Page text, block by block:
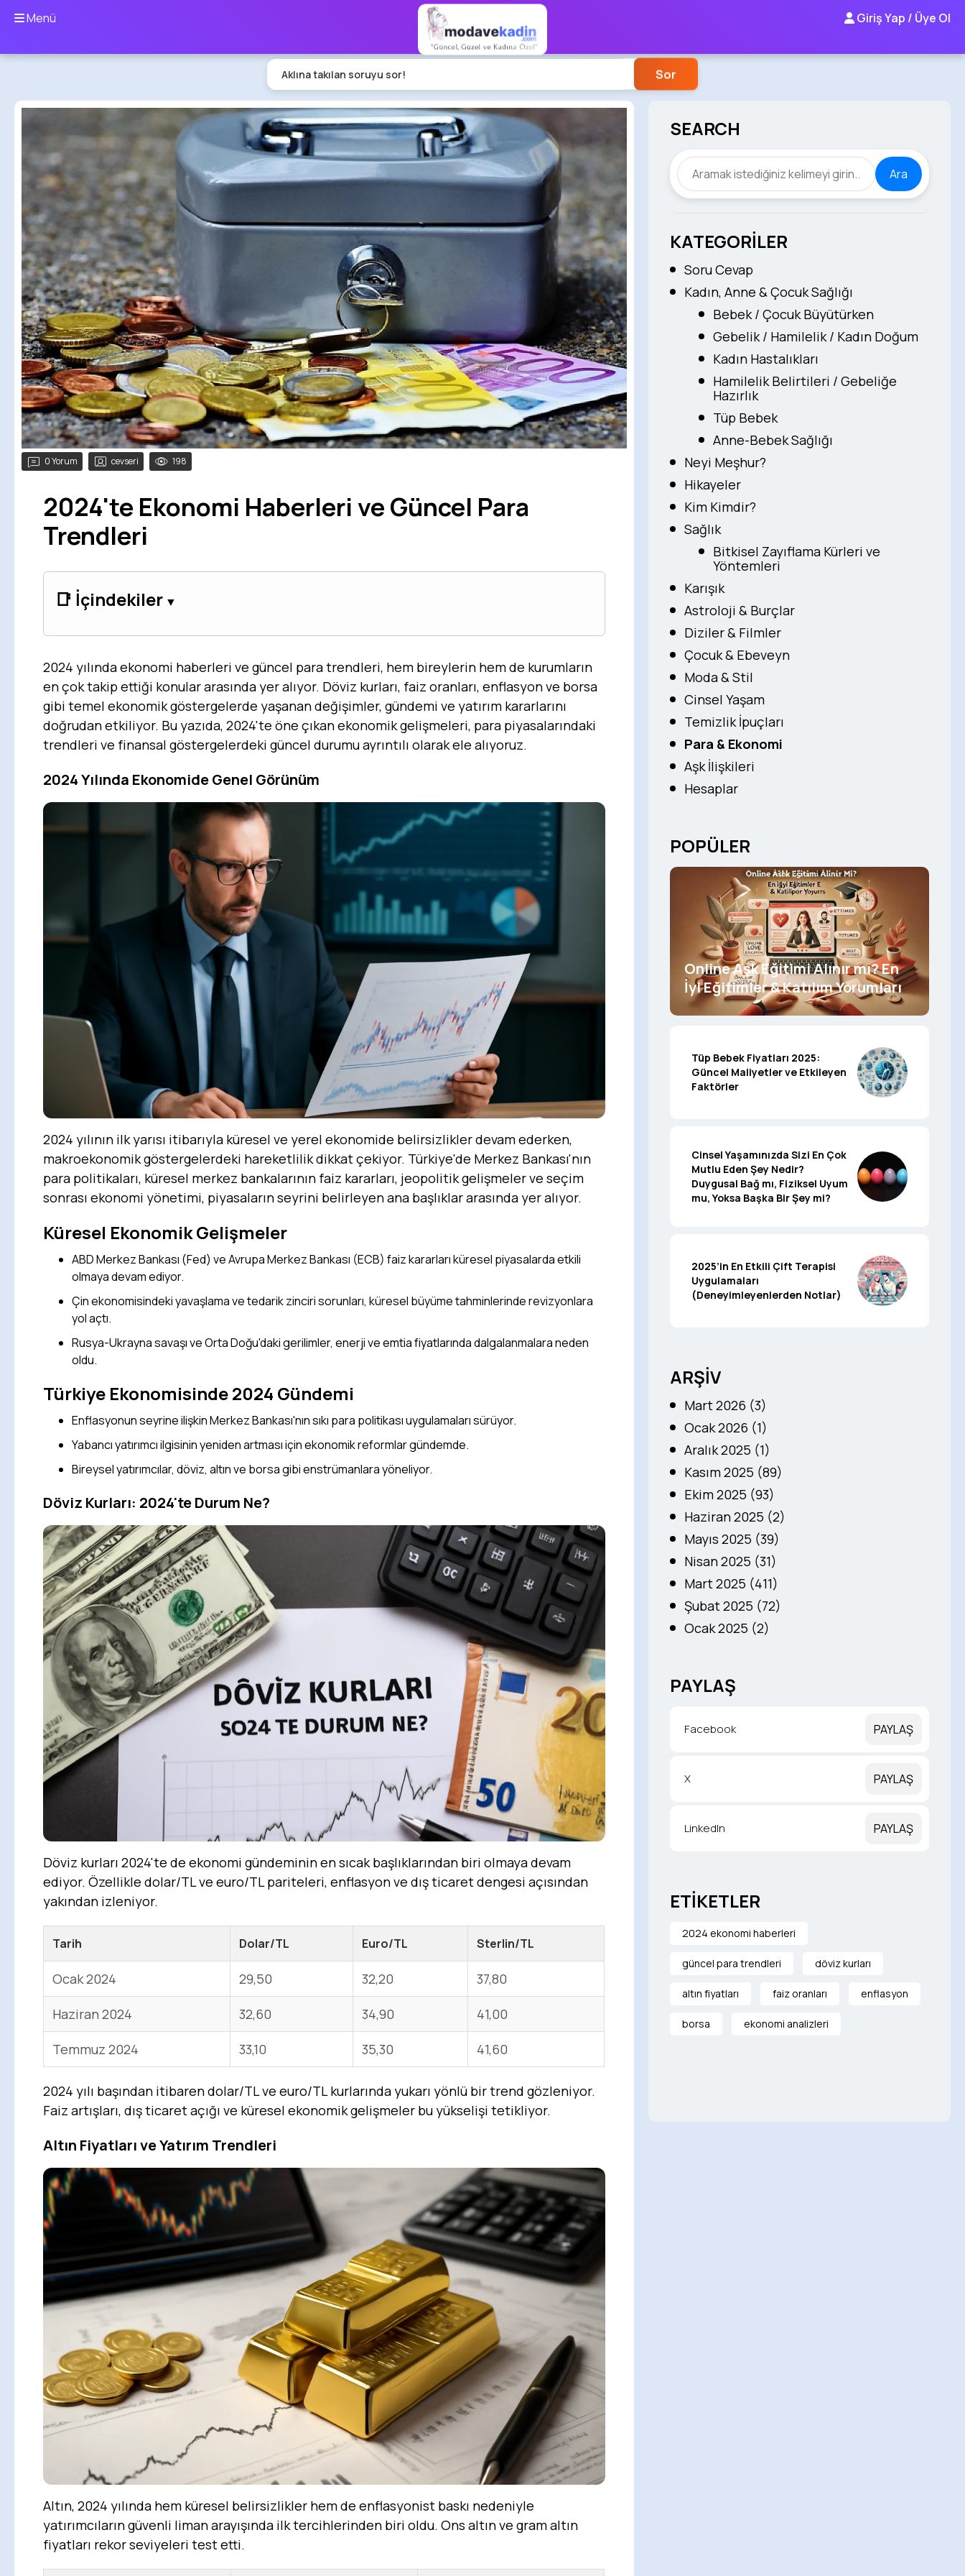
Menü Giriş Yap / Üye Ol
Aklına takılan soruyu sor! Sor
0 Yorum cevseri 198
2024'te Ekonomi Haberleri ve Güncel Para
Trendleri
📑 İçindekiler
2024 yılında ekonomi haberleri ve güncel para trendleri, hem bireylerin hem de kurumların
en çok takip ettiği konular arasında yer alıyor. Döviz kurları, faiz oranları, enflasyon ve borsa
gibi temel ekonomik göstergelerde yaşanan değişimler, gündemi ve yatırım kararlarını
doğrudan etkiliyor. Bu yazıda, 2024'te öne çıkan ekonomik gelişmeleri, para piyasalarındaki
trendleri ve finansal göstergelerdeki güncel durumu ayrıntılı olarak ele alıyoruz.
2024 Yılında Ekonomide Genel Görünüm
2024 yılının ilk yarısı itibarıyla küresel ve yerel ekonomide belirsizlikler devam ederken,
makroekonomik göstergelerdeki hareketlilik dikkat çekiyor. Türkiye'de Merkez Bankası'nın
para politikaları, küresel merkez bankalarının faiz kararları, jeopolitik gelişmeler ve seçim
sonrası ekonomi yönetimi, piyasaların seyrini belirleyen ana başlıklar arasında yer alıyor.
Küresel Ekonomik Gelişmeler
ABD Merkez Bankası (Fed) ve Avrupa Merkez Bankası (ECB) faiz kararları küresel piyasalarda etkili
olmaya devam ediyor.
Çin ekonomisindeki yavaşlama ve tedarik zinciri sorunları, küresel büyüme tahminlerinde revizyonlara
yol açtı.
Rusya-Ukrayna savaşı ve Orta Doğu'daki gerilimler, enerji ve emtia fiyatlarında dalgalanmalara neden
oldu.
Türkiye Ekonomisinde 2024 Gündemi
Enflasyonun seyrine ilişkin Merkez Bankası'nın sıkı para politikası uygulamaları sürüyor.
Yabancı yatırımcı ilgisinin yeniden artması için ekonomik reformlar gündemde.
Bireysel yatırımcılar, döviz, altın ve borsa gibi enstrümanlara yöneliyor.
Döviz Kurları: 2024'te Durum Ne?
Döviz kurları 2024'te de ekonomi gündeminin en sıcak başlıklarından biri olmaya devam
ediyor. Özellikle dolar/TL ve euro/TL pariteleri, enflasyon ve dış ticaret dengesi açısından
yakından izleniyor.
Tarih Dolar/TL Euro/TL Sterlin/TL
Ocak 2024 29,50 32,20 37,80
Haziran 2024 32,60 34,90 41,00
Temmuz 2024 33,10 35,30 41,60
2024 yılı başından itibaren dolar/TL ve euro/TL kurlarında yukarı yönlü bir trend gözleniyor.
Faiz artışları, dış ticaret açığı ve küresel ekonomik gelişmeler bu yükselişi tetikliyor.
Altın Fiyatları ve Yatırım Trendleri
Altın, 2024 yılında hem küresel belirsizlikler hem de enflasyonist baskı nedeniyle
yatırımcıların güvenli liman arayışında ilk tercihlerinden biri oldu. Ons altın ve gram altın
fiyatları rekor seviyeleri test etti.
SEARCH
Ara
KATEGORİLER
Soru Cevap
Kadın, Anne & Çocuk Sağlığı
Bebek / Çocuk Büyütürken
Gebelik / Hamilelik / Kadın Doğum
Kadın Hastalıkları
Hamilelik Belirtileri / Gebeliğe
Hazırlık
Tüp Bebek
Anne-Bebek Sağlığı
Neyi Meşhur?
Hikayeler
Kim Kimdir?
Sağlık
Bitkisel Zayıflama Kürleri ve
Yöntemleri
Karışık
Astroloji & Burçlar
Diziler & Filmler
Çocuk & Ebeveyn
Moda & Stil
Cinsel Yaşam
Temizlik İpuçları
Para & Ekonomi
Aşk İlişkileri
Hesaplar
POPÜLER
Online Aşk Eğitimi Alınır mı? En
İyi Eğitimler & Katılım Yorumları
Tüp Bebek Fiyatları 2025:
Güncel Maliyetler ve Etkileyen
Faktörler
Cinsel Yaşamınızda Sizi En Çok
Mutlu Eden Şey Nedir?
Duygusal Bağ mı, Fiziksel Uyum
mu, Yoksa Başka Bir Şey mi?
2025’in En Etkili Çift Terapisi
Uygulamaları
(Deneyimleyenlerden Notlar)
ARŞİV
Mart 2026 (3)
Ocak 2026 (1)
Aralık 2025 (1)
Kasım 2025 (89)
Ekim 2025 (93)
Haziran 2025 (2)
Mayıs 2025 (39)
Nisan 2025 (31)
Mart 2025 (411)
Şubat 2025 (72)
Ocak 2025 (2)
PAYLAŞ
Facebook PAYLAŞ
X PAYLAŞ
LinkedIn PAYLAŞ
ETİKETLER
2024 ekonomi haberleri
güncel para trendleri döviz kurları
altın fiyatları faiz oranları enflasyon
borsa ekonomi analizleri